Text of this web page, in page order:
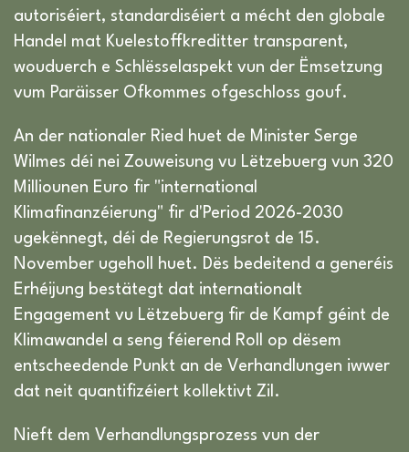
autoriséiert, standardiséiert a mécht den globale
Handel mat Kuelestoffkreditter transparent,
wouduerch e Schlësselaspekt vun der Ëmsetzung
vum Paräisser Ofkommes ofgeschloss gouf.
An der nationaler Ried huet de Minister Serge
Wilmes déi nei Zouweisung vu Lëtzebuerg vun 320
Milliounen Euro fir "international
Klimafinanzéierung" fir d'Period 2026-2030
ugekënnegt, déi de Regierungsrot de 15.
November ugeholl huet. Dës bedeitend a generéis
Erhéijung bestätegt dat internationalt
Engagement vu Lëtzebuerg fir de Kampf géint de
Klimawandel a seng féierend Roll op dësem
entscheedende Punkt an de Verhandlungen iwwer
dat neit quantifizéiert kollektivt Zil.
Nieft dem Verhandlungsprozess vun der